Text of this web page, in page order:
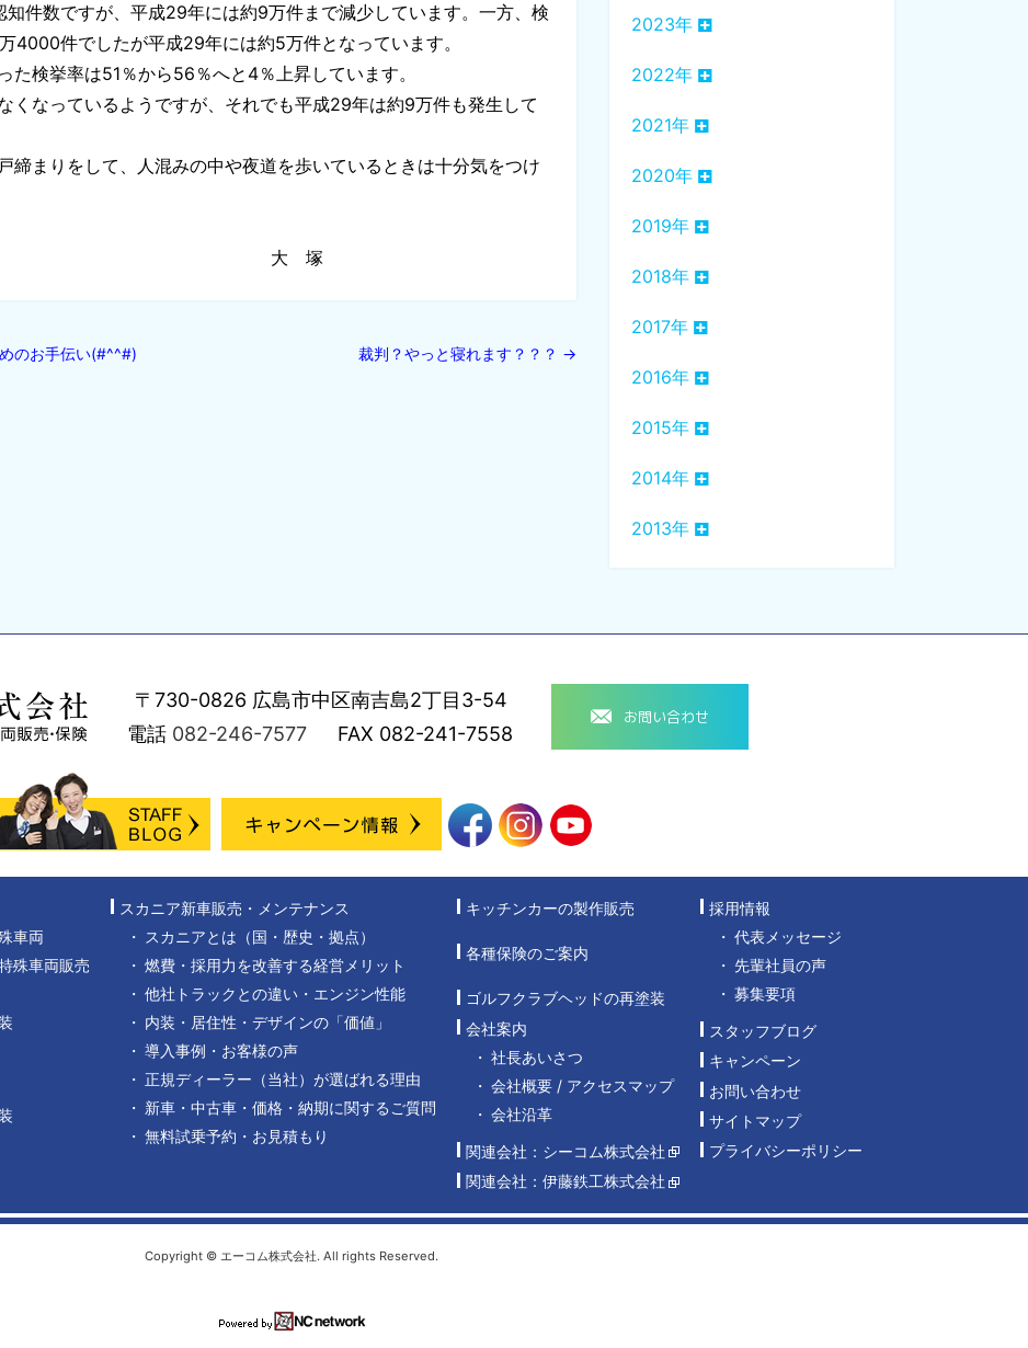
件数ですが、平成29年には約9万件まで減少しています。一方、検
4000件でしたが平成29年には約5万件となっています。
検挙率は51％から56％へと4％上昇しています。
くなっているようですが、それでも平成29年は約9万件も発生して
まりをして、人混みの中や夜道を歩いているときは十分気をつけ
塚
のお手伝い(#^^#) 裁判？やっと寝れます？？？ →
2023年
2022年
2021年
2020年
2019年
2018年
2017年
2016年
2015年
2014年
2013年
〒730-0826 広島市中区南吉島2丁目3-54
電話 082-246-7577 FAX 082-241-7558
お問い合わせ
車両
殊車両販売
スカニア新車販売・メンテナンス
スカニアとは（国・歴史・拠点）
燃費・採用力を改善する経営メリット
他社トラックとの違い・エンジン性能
内装・居住性・デザインの「価値」
導入事例・お客様の声
正規ディーラー（当社）が選ばれる理由
新車・中古車・価格・納期に関するご質問
無料試乗予約・お見積もり
キッチンカーの製作販売
各種保険のご案内
ゴルフクラブヘッドの再塗装
会社案内
社長あいさつ
会社概要 / アクセスマップ
会社沿革
関連会社：シーコム株式会社
関連会社：伊藤鉄工株式会社
採用情報
代表メッセージ
先輩社員の声
募集要項
スタッフブログ
キャンペーン
お問い合わせ
サイトマップ
プライバシーポリシー
Copyright © エーコム株式会社. All rights Reserved.